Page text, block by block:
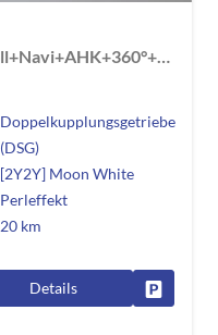
Sportline TSI 4x4 360°+19 Zoll+Navi+AHK+360°+ACC+Frontscheibe beheizbar+Travel Assist
Doppelkupplungsgetriebe
(DSG)
[2Y2Y] Moon White
Perleffekt
20 km
Details